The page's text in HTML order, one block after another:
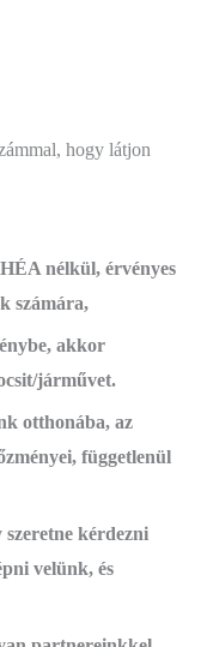
hogy látjon
nélkül, érvényes
számára,
akkor
járművet.
otthonába, az
függetlenül
szeretne kérdezni
velünk, és